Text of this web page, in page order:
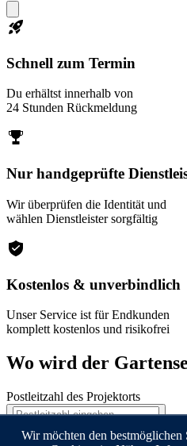
Schnell zum Termin
Du erhältst innerhalb von
24 Stunden Rückmeldung
Nur handgeprüfte
Wir überprüfen die Identität und
wählen Dienstleister sorgfältig
Kostenlos & unverbindlich
Unser Service ist für Endkunden
komplett kostenlos und risikofrei
Wo wird der
Postleitzahl des Projektorts
Weiter
Wir möchten den bestmöglichen